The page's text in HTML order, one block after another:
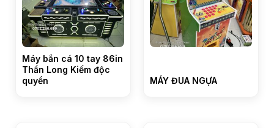
Máy bắn cá 10 tay 86in
Thần Long Kiếm độc
quyền
MÁY ĐUA NGỰA